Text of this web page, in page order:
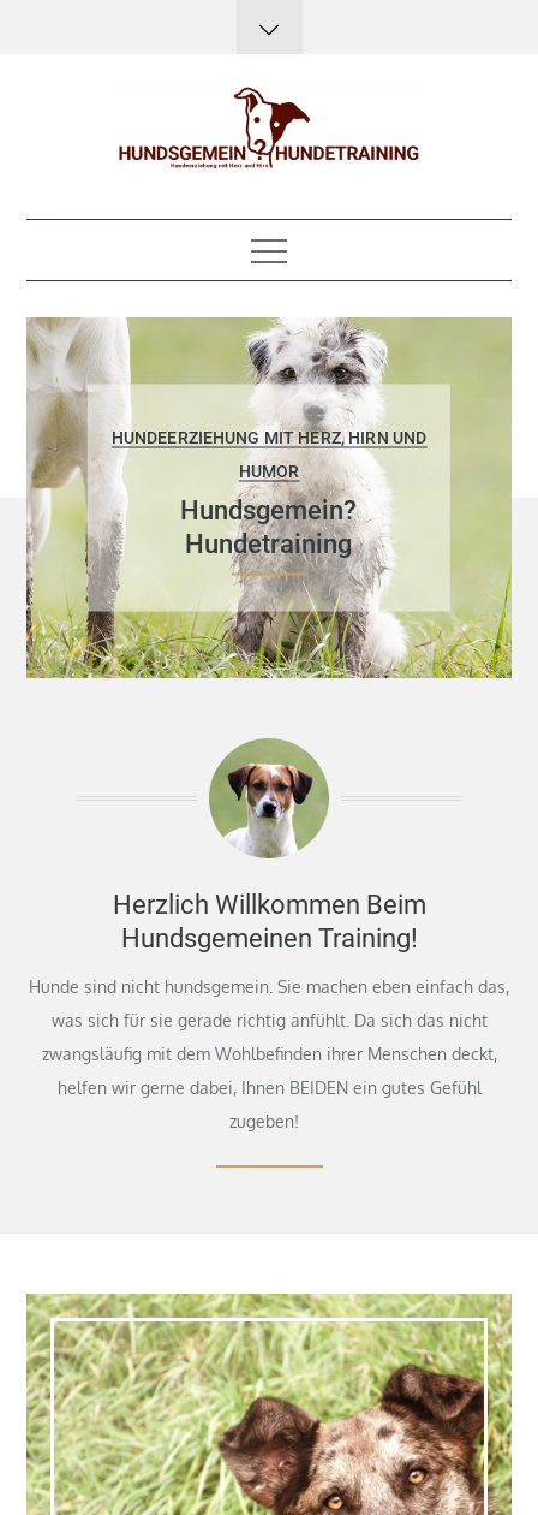
Hundsgemein?
Hundetraining
HUNDEERZIEHUNG MIT HERZ, HIRN UND
HUMOR
Hundsgemein?
Hundetraining
Herzlich Willkommen Beim
Hundsgemeinen Training!
Hunde sind nicht hundsgemein. Sie machen eben einfach das,
was sich für sie gerade richtig anfühlt. Da sich das nicht
zwangsläufig mit dem Wohlbefinden ihrer Menschen deckt,
helfen wir gerne dabei, Ihnen BEIDEN ein gutes Gefühl
zugeben!